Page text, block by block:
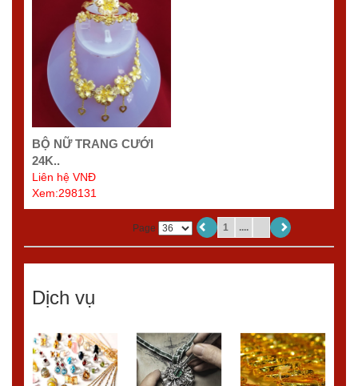
BỘ NỮ TRANG CƯỚI
24K..
Liên hệ VNĐ
Xem:298131
Page 1 ....
Dịch vụ